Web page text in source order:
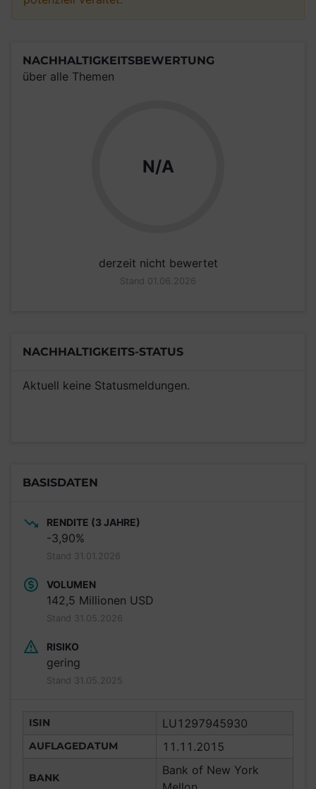
NACHHALTIGKEITSBEWERTUNG
über alle Themen
N/A
derzeit nicht bewertet
Stand 01.06.2026
NACHHALTIGKEITS-STATUS
Aktuell keine Statusmeldungen.
BASISDATEN
RENDITE (3 JAHRE)
-3,90%
Stand 31.01.2026
VOLUMEN
142,5 Millionen USD
Stand 31.05.2026
RISIKO
gering
Stand 31.05.2025
ISIN LU1297945930
AUFLAGEDATUM 11.11.2015
BANK
Bank of New York